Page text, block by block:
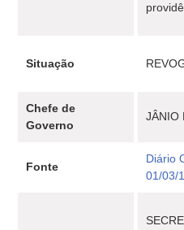
Situação
Chefe de
Governo
JÂNIO
Fonte
Diário
01/03/